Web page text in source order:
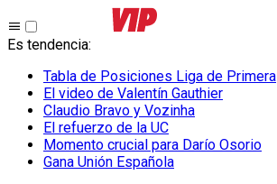
Es tendencia:
Tabla de Posiciones Liga de Primera
El video de Valentín Gauthier
Claudio Bravo y Vozinha
El refuerzo de la UC
Momento crucial para Darío Osorio
Gana Unión Española